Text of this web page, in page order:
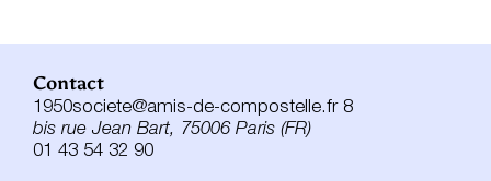
Contact
1950societe@amis-de-compostelle.fr 8
bis rue Jean Bart, 75006 Paris (FR)
01 43 54 32 90